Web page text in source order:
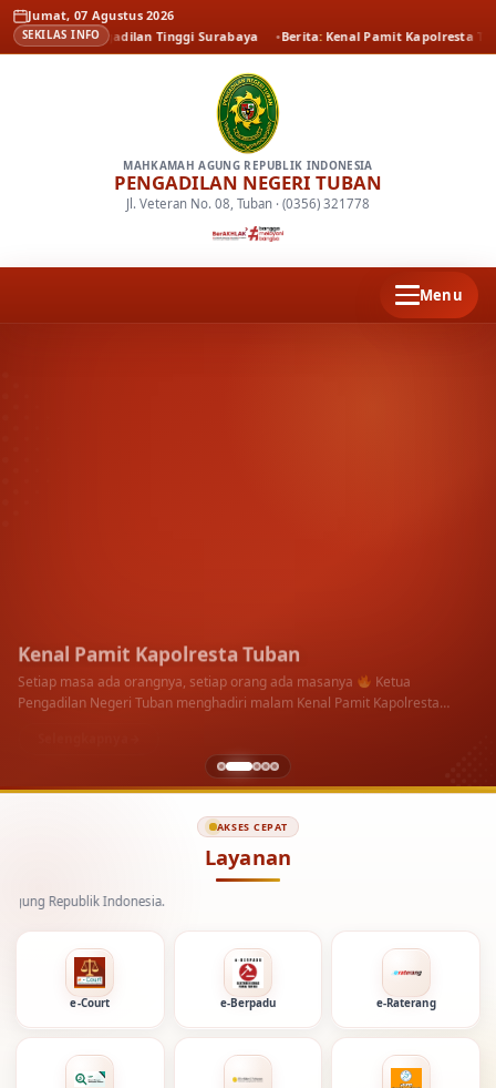
Jumat, 07 Agustus 2026
SEKILAS INFO
Pengadilan Tinggi Surabaya Berita Kenal Pamit Kapolresta Tuban
MAHKAMAH AGUNG REPUBLIK INDONESIA
PENGADILAN NEGERI TUBAN
Jl. Veteran No. 08, Tuban · (0356) 321778
Menu
Kenal Pamit Kapolresta Tuban
Setiap masa ada orangnya, setiap orang ada masanya
Pengadilan Negeri Tuban menghadiri malam Kenal Pamit Kapolresta
Tuban di Pendopo Kab.…
AKSES CEPAT
Layanan
Indonesia.
e-Court e-Berpadu e-Raterang